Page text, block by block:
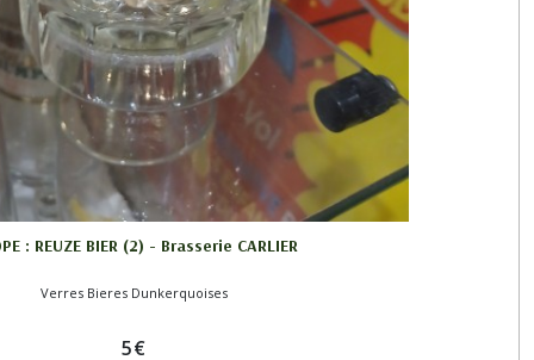
: REUZE BIER (2) - Brasserie CARLIER
Verres Bieres Dunkerquoises
5€